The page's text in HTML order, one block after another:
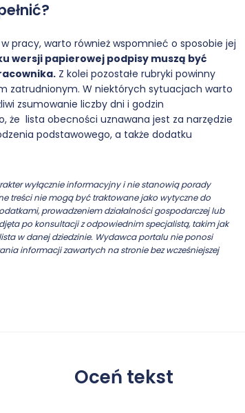
pracy, warto również wspomnieć o sposobie jej
wersji papierowej podpisy muszą być
Z kolei pozostałe rubryki powinny
zatrudnionym. W niektórych sytuacjach warto
zsumowanie liczby dni i godzin
że lista obecności uznawana jest za narzędzie
podstawowego, a także dodatku
wyłącznie informacyjny i nie stanowią porady
treści nie mogą być traktowane jako wytyczne do
prowadzeniem działalności gospodarczej lub
po konsultacji z odpowiednim specjalistą, takim jak
w danej dziedzinie. Wydawca portalu nie ponosi
informacji zawartych na stronie bez wcześniejszej
Oceń tekst